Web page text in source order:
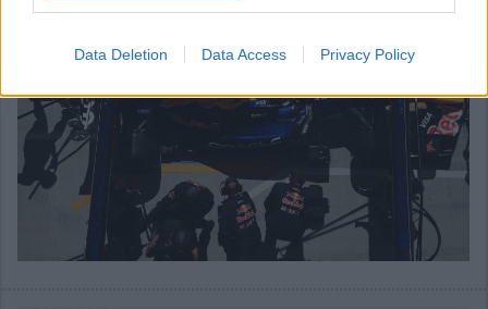
Data Deletion Data Access Privacy Policy